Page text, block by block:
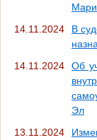
14.11.2024
В
14.11.2024
Об
Эл
13.11.2024